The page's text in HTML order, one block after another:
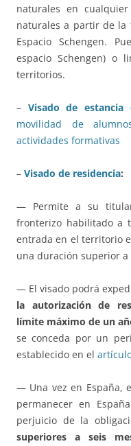
naturales en
naturales a partir de la
Espacio Schengen.
espacio Schengen) o
territorios.
– Visado de estancia
movilidad de
actividades formativas
– Visado de residencia:
— Permite a su
fronterizo habilitado a
entrada en el territorio
una duración superior
— El visado podrá
la autorización de
límite máximo de un
se conceda por un
establecido en el
— Una vez en España,
permanecer en
perjuicio de la
superiores a seis